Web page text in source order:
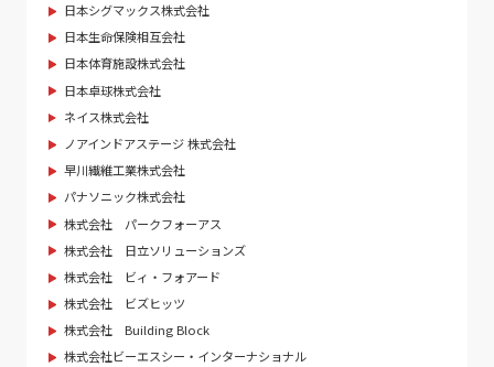
日本シグマックス株式会社
日本生命保険相互会社
日本体育施設株式会社
日本卓球株式会社
ネイス株式会社
ノアインドアステージ 株式会社
早川繊維工業株式会社
パナソニック株式会社
株式会社 パークフォーアス
株式会社 日立ソリューションズ
株式会社 ビィ・フォアード
株式会社 ビズヒッツ
株式会社 Building Block
株式会社ビーエスシー・インターナショナル